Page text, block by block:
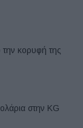
κορυφή της
στην KG